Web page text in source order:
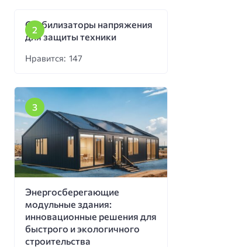
Стабилизаторы напряжения
для защиты техники
Нравится: 147
Энергосберегающие
модульные здания:
инновационные решения для
быстрого и экологичного
строительства